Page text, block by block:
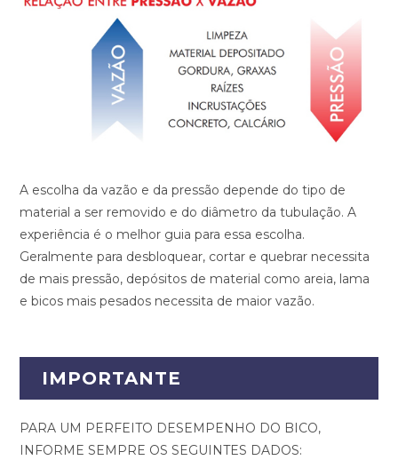
A escolha da vazão e da pressão depende do tipo de
material a ser removido e do diâmetro da tubulação. A
experiência é o melhor guia para essa escolha.
Geralmente para desbloquear, cortar e quebrar necessita
de mais pressão, depósitos de material como areia, lama
e bicos mais pesados necessita de maior vazão.
IMPORTANTE
PARA UM PERFEITO DESEMPENHO DO BICO,
INFORME SEMPRE OS SEGUINTES DADOS: